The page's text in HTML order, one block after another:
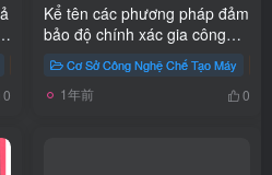
Học cơ khí Blog
0
Kể tên các phương pháp đảm
bảo độ chính xác gia công
trên máy công cụ? Trình bày
về phương pháp đo dò – cắt
thử?
Cơ Sở Công Nghệ Chế Tạo Máy
1年前 0